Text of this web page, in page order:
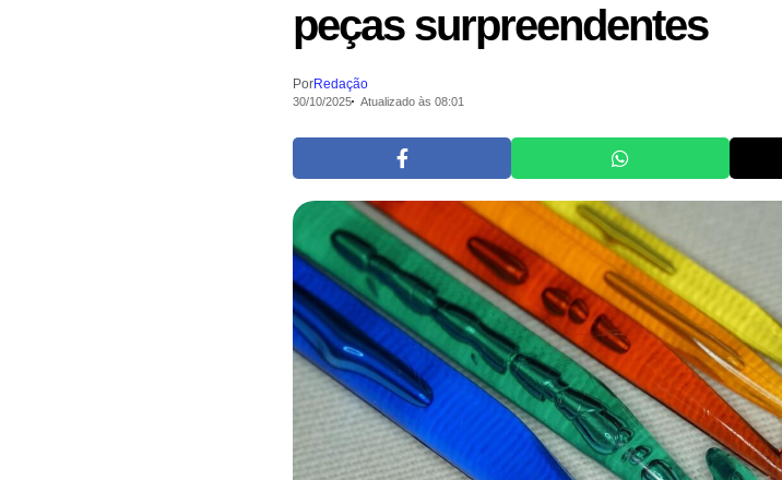
peças surpreendentes
PorRedação
30/10/2025 Atualizado às 08:01